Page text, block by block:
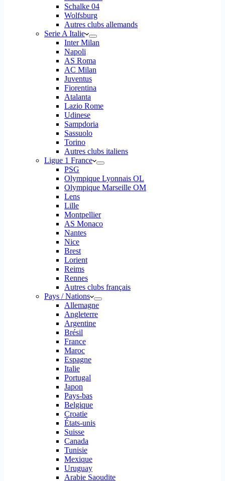
Schalke 04
Wolfsburg
Autres clubs allemands
Serie A Italie
Inter Milan
Napoli
AS Roma
AC Milan
Juventus
Fiorentina
Atalanta
Lazio Rome
Udinese
Sampdoria
Sassuolo
Torino
Autres clubs italiens
Ligue 1 France
PSG
Olympique Lyonnais OL
Olympique Marseille OM
Lens
Lille
Montpellier
AS Monaco
Nantes
Nice
Brest
Lorient
Reims
Rennes
Autres clubs français
Pays / Nations
Allemagne
Angleterre
Argentine
Brésil
France
Maroc
Espagne
Italie
Portugal
Japon
Pays-bas
Belgique
Croatie
États-unis
Suisse
Canada
Tunisie
Mexique
Uruguay
Arabie Saoudite